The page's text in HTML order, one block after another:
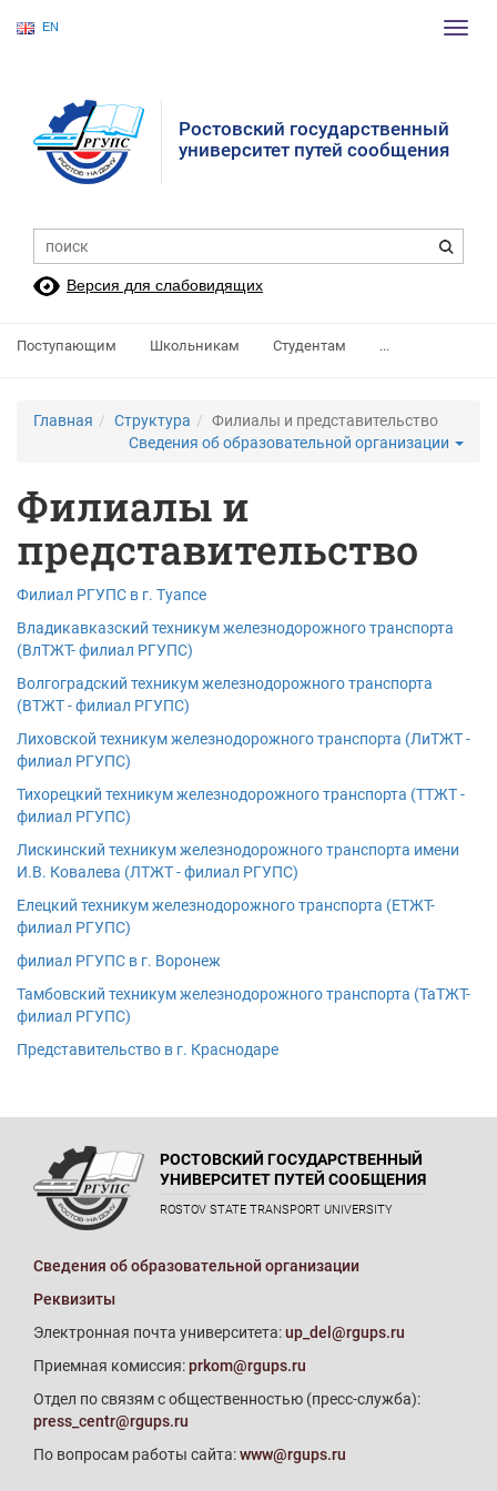
EN
Ростовский государственный
университет путей сообщения
Версия для слабовидящих
Поступающим Школьникам Студентам ...
Главная Структура
Филиалы и представительство
Сведения об образовательной организации
Филиалы и
представительство
Филиал РГУПС в г. Туапсе
Владикавказский техникум железнодорожного транспорта
(ВлТЖТ- филиал РГУПС)
Волгоградский техникум железнодорожного транспорта
(ВТЖТ - филиал РГУПС)
Лиховской техникум железнодорожного транспорта (ЛиТЖТ -
филиал РГУПС)
Тихорецкий техникум железнодорожного транспорта (ТТЖТ -
филиал РГУПС)
Лискинский техникум железнодорожного транспорта имени
И.В. Ковалева (ЛТЖТ - филиал РГУПС)
Елецкий техникум железнодорожного транспорта (ЕТЖТ-
филиал РГУПС)
филиал РГУПС в г. Воронеж
Тамбовский техникум железнодорожного транспорта (ТаТЖТ-
филиал РГУПС)
Представительство в г. Краснодаре
РОСТОВСКИЙ ГОСУДАРСТВЕННЫЙ
УНИВЕРСИТЕТ ПУТЕЙ СООБЩЕНИЯ
ROSTOV STATE TRANSPORT UNIVERSITY
Сведения об образовательной организации
Реквизиты
Электронная почта университета:up_del@rgups.ru
Приемная комиссия:prkom@rgups.ru
Отдел по связям с общественностью (пресс-служба):
press_centr@rgups.ru
По вопросам работы сайта:www@rgups.ru